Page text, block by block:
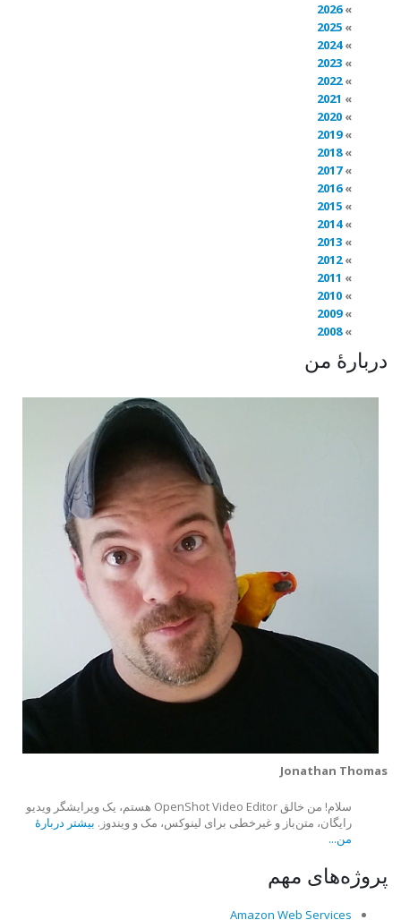
2026
2025
2024
2023
2022
2021
2020
2019
2018
2017
2016
2015
2014
2013
2012
2011
2010
2009
2008
دربارهٔ من
Jonathan Thomas
سلام! من خالق OpenShot Video Editor هستم، یک ویرایشگر ویدیو
رایگان، متن‌باز و غیرخطی برای لینوکس، مک و ویندوز. بیشتر دربارهٔ
من...
پروژه‌های مهم
Amazon Web Services